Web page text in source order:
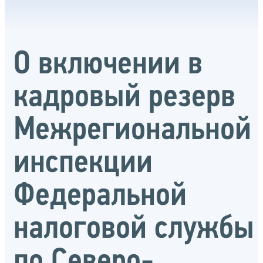
О включении в
кадровый резерв
Межрегиональной
инспекции
Федеральной
налоговой службы